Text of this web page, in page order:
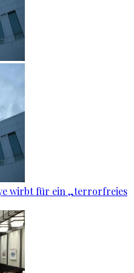
wirbt für ein „terrorfreies